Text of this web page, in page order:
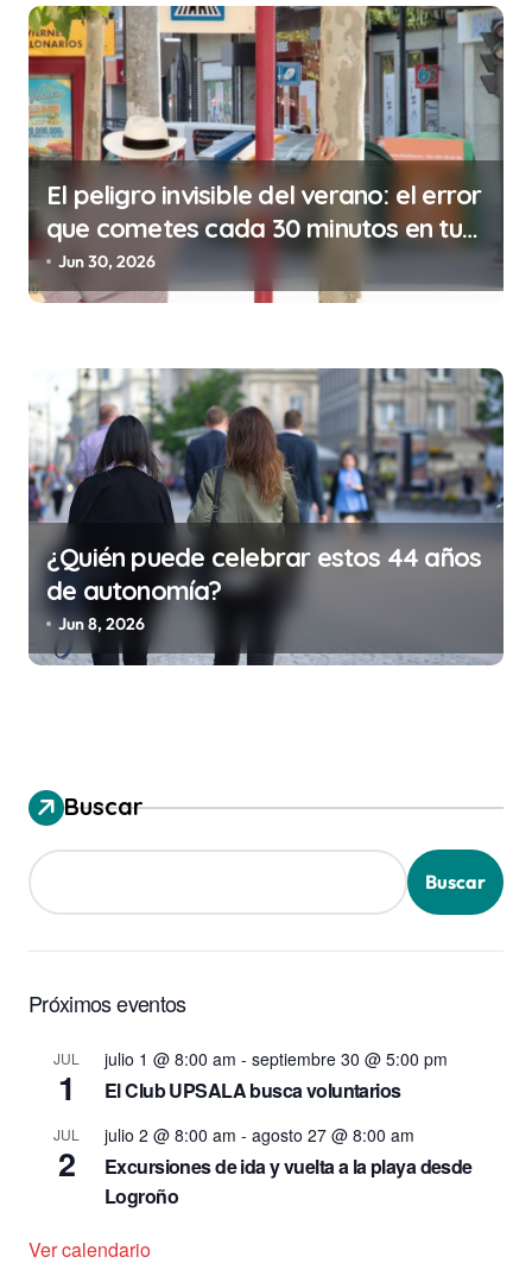
r
a
d
a
El peligro invisible del verano: el error
que cometes cada 30 minutos en tu
trabajo (y la ilegalidad que te puede
costar la vida)
Jun 30, 2026
¿Quién puede celebrar estos 44 años
de autonomía?
Jun 8, 2026
Buscar
Buscar
Próximos eventos
JUL
1
julio 1 @ 8:00 am - septiembre 30 @ 5:00 pm
El Club UPSALA busca voluntarios
JUL
2
julio 2 @ 8:00 am - agosto 27 @ 8:00 am
Excursiones de ida y vuelta a la playa desde
Logroño
Ver calendario